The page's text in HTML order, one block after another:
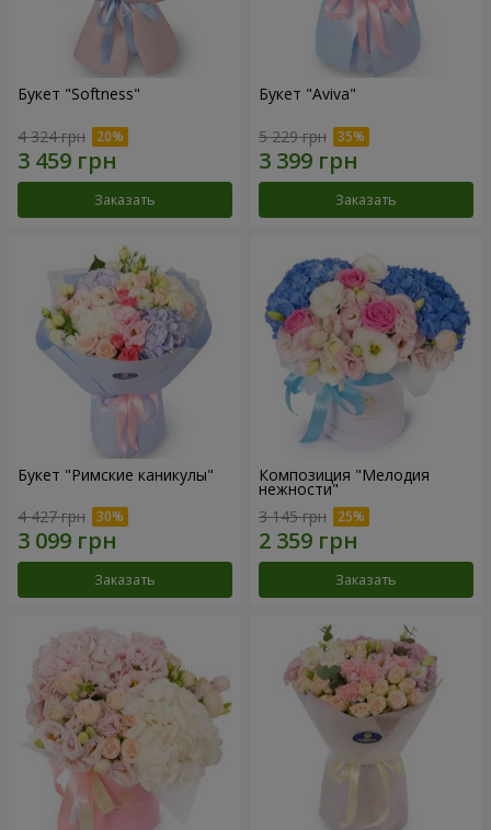
Букет "Softness"
4 324 грн
Заказать
Букет "Aviva"
5 229 грн
Заказать
Букет "Римские каникулы"
4 427 грн
Заказать
Композиция "Мелодия
нежности"
3 145 грн
Заказать